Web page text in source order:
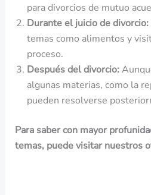
para divorcios de mutuo
Durante el juicio de divorcio:
temas como alimentos y
proceso.
Después del divorcio:
algunas materias, como la
pueden resolverse
Para saber con mayor
temas, puede visitar nuestros